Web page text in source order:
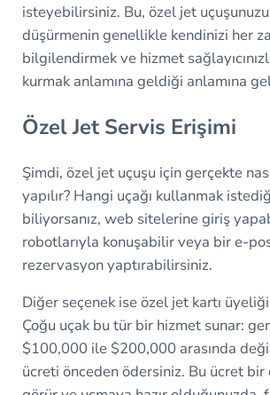
isteyebilirsiniz. Bu, özel jet
düşürmenin genellikle kendinizi her
bilgilendirmek ve hizmet
kurmak anlamına geldiği anlamına
Özel Jet Servis Erişimi
Şimdi, özel jet uçuşu için gerçekte
yapılır? Hangi uçağı kullanmak
biliyorsanız, web sitelerine giriş
robotlarıyla konuşabilir veya bir e-
rezervasyon yaptırabilirsiniz.
Diğer seçenek ise özel jet kartı
Çoğu uçak bu tür bir hizmet sunar:
$100,000 ile $200,000 arasında
ücreti önceden ödersiniz. Bu ücret